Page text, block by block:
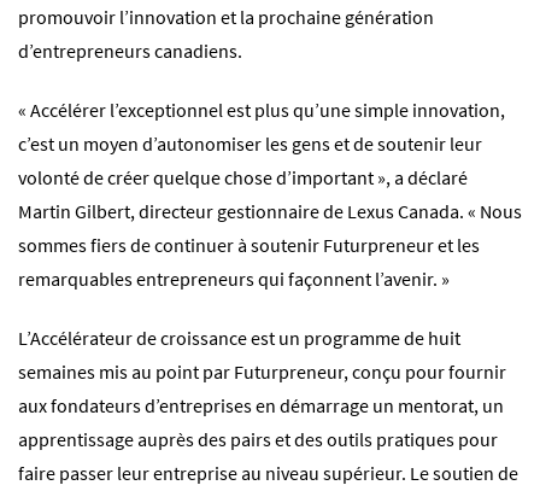
promouvoir l’innovation et la prochaine génération
d’entrepreneurs canadiens.
« Accélérer l’exceptionnel est plus qu’une simple innovation,
c’est un moyen d’autonomiser les gens et de soutenir leur
volonté de créer quelque chose d’important », a déclaré
Martin Gilbert, directeur gestionnaire de Lexus Canada. « Nous
sommes fiers de continuer à soutenir Futurpreneur et les
remarquables entrepreneurs qui façonnent l’avenir. »
L’Accélérateur de croissance est un programme de huit
semaines mis au point par Futurpreneur, conçu pour fournir
aux fondateurs d’entreprises en démarrage un mentorat, un
apprentissage auprès des pairs et des outils pratiques pour
faire passer leur entreprise au niveau supérieur. Le soutien de